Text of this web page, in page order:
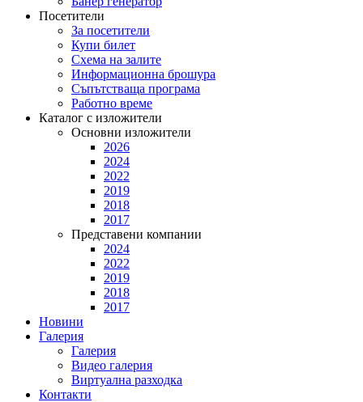
Посетители
За посетители
Купи билет
Схема на залите
Информационна брошура
Съпътстваща програма
Работно време
Каталог с изложители
Основни изложители
2026
2024
2022
2019
2018
2017
Представени компании
2024
2022
2019
2018
2017
Новини
Галерия
Галерия
Видео галерия
Виртуална разходка
Контакти